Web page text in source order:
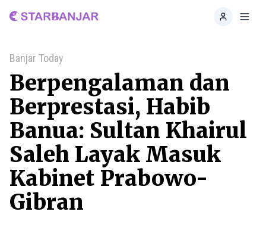
Home
Banjar Today
Berpengalaman dan
Berprestasi, Habib
Banua: Sultan Khairul
Saleh Layak Masuk
Kabinet Prabowo-
Gibran